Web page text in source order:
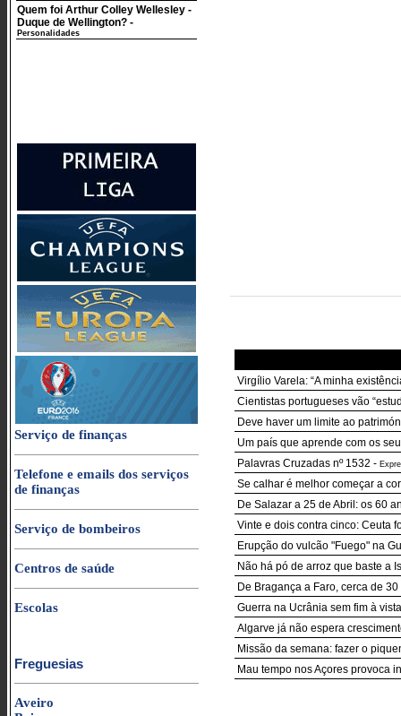
Quem foi Arthur Colley Wellesley -
Duque de Wellington? -
Personalidades
Serviço de finanças
Telefone e emails dos serviços
de finanças
Serviço de bombeiros
Centros de saúde
Escolas
Freguesias
Aveiro
Virgílio Varela: “A minha
Cientistas portugueses vão
Deve haver um limite ao
Um país que aprende com os
Palavras Cruzadas nº 1532 -
Se calhar é melhor começar a
De Salazar a 25 de Abril: os 60
Vinte e dois contra cinco: Ceuta
Erupção do vulcão "Fuego" na
Não há pó de arroz que baste a
De Bragança a Faro, cerca de
Guerra na Ucrânia sem fim à
Algarve já não espera
Missão da semana: fazer o
Mau tempo nos Açores provoca